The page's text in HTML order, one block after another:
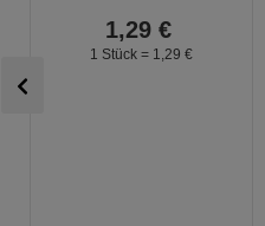
1,29 €
1 Stück = 1, 29 €